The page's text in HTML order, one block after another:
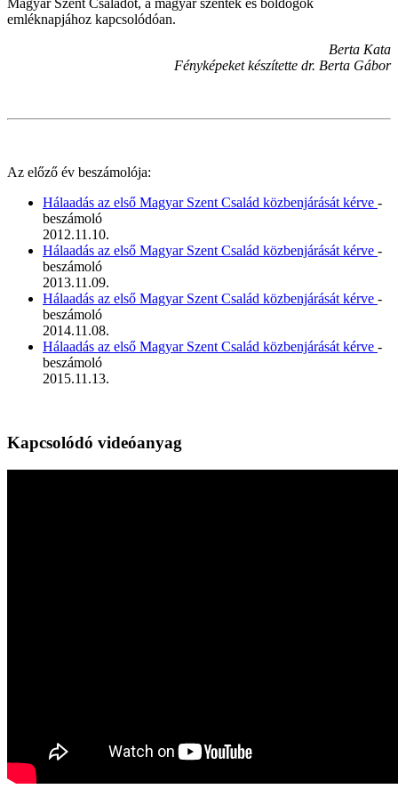
emléknapjához kapcsolódóan.
Berta Kata
Fényképeket készítette dr. Berta Gábor
Az előző év beszámolója:
Hálaadás az első Magyar Szent Család közbenjárását kérve -
beszámoló
2012.11.10.
Hálaadás az első Magyar Szent Család közbenjárását kérve -
beszámoló
2013.11.09.
Hálaadás az első Magyar Szent Család közbenjárását kérve -
beszámoló
2014.11.08.
Hálaadás az első Magyar Szent Család közbenjárását kérve -
beszámoló
2015.11.13.
Kapcsolódó videóanyag